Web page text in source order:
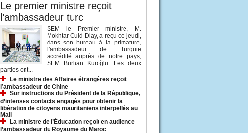
Le premier ministre reçoit
l’ambassadeur turc
SEM le Premier ministre, M.
Mokhtar Ould Diay, a reçu ce jeudi,
dans son bureau à la primature,
l’ambassadeur de Turquie
accrédité auprès de notre pays,
SEM Burhan Kuroğlu. Les deux
parties ont...
Le ministre des Affaires étrangères reçoit
l’ambassadeur de Chine
Sur instructions du Président de la République,
d’intenses contacts engagés pour obtenir la
libération de citoyens mauritaniens interpellés au
Mali
La ministre de l’Éducation reçoit en audience
l’ambassadeur du Royaume du Maroc